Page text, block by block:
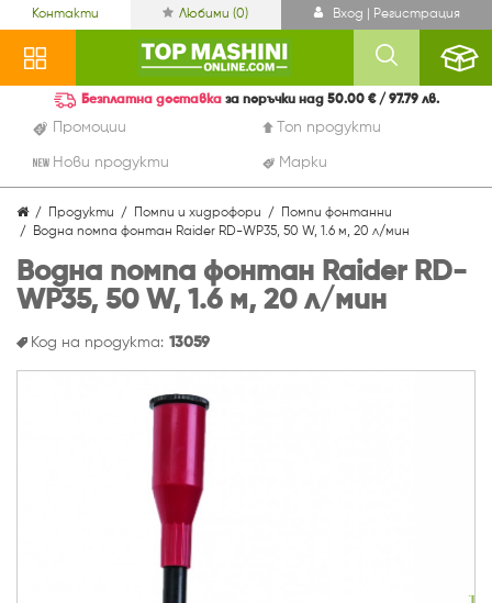
Контакти Любими (0) Вход | Регистрация
Промоции Топ продукти
Нови продукти Марки
Безплатна доставка за поръчки над 50.00 € / 97.79 лв.
Продукти Помпи и хидрофори
Помпи фонтанни
Водна помпа фонтан Raider RD-WP35, 50 W, 1.6 м, 20 л/мин
Водна помпа фонтан Raider RD-
WP35, 50 W, 1.6 м, 20 л/мин
Код на продукта: 13059